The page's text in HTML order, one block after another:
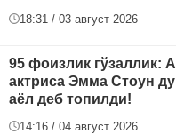
18:31 / 03 август 2026
95 фоизлик гўзаллик:
актриса Эмма Стоун
аёл деб топилди!
14:16 / 04 август 2026